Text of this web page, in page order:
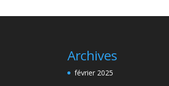
Archives
février 2025